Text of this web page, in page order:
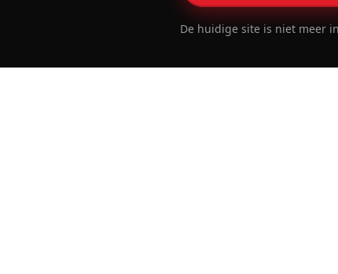
De huidige site is niet meer